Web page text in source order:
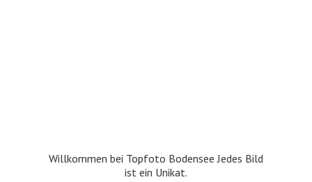
Willkommen bei Topfoto Bodensee Jedes Bild
ist ein Unikat.